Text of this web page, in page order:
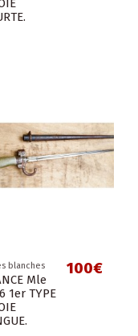
blanches
Mle
1er TYPE
100€